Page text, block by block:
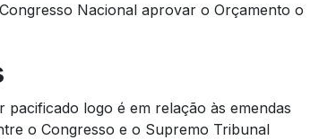
Nacional aprovar o Orçamento o
logo é em relação às emendas
o Congresso e o Supremo Tribunal